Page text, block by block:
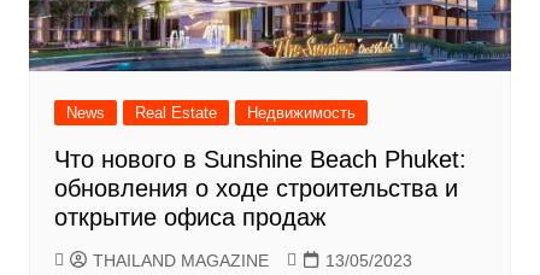
News Real Estate Недвижимость
Что нового в Sunshine Beach Phuket:
обновления о ходе строительства и
открытие офиса продаж
THAILAND MAGAZINE 13/05/2023